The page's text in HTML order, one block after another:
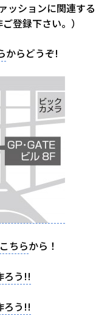
ッションに関連する
登録下さい。）
からどうぞ!
こちらから！
ろう!!
ろう!!